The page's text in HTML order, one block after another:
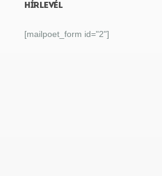
HÍRLEVÉL
[mailpoet_form id="2"]